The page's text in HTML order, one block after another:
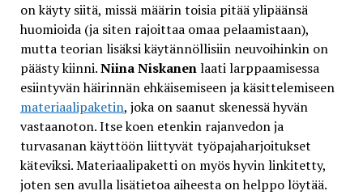
on käyty siitä, missä määrin toisia pitää ylipäänsä
huomioida (ja siten rajoittaa omaa pelaamistaan),
mutta teorian lisäksi käytännöllisiin neuvoihinkin on
päästy kiinni.Niina Niskanenlaati larppaamisessa
esiintyvän häirinnän ehkäisemiseen ja käsittelemiseen
materiaalipaketin, joka on saanut skenessä hyvän
vastaanoton. Itse koen etenkin rajanvedon ja
turvasanan käyttöön liittyvät työpajaharjoitukset
käteviksi. Materiaalipaketti on myös hyvin linkitetty,
joten sen avulla lisätietoa aiheesta on helppo löytää.